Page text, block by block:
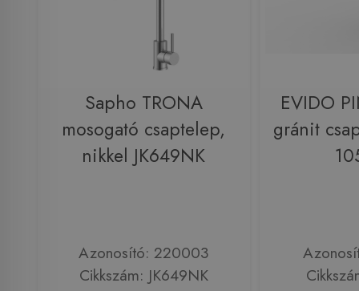
Sapho TRONA
mosogató csaptelep,
nikkel JK649NK
Azonosító: 220003
Cikkszám: JK649NK
EVIDO
gránit